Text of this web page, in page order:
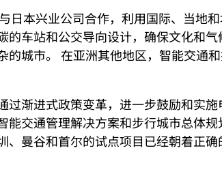
日本兴业公司合作，利用国际、当地
车站和公交导向设计，确保文化和
城市。 在亚洲其他地区，智能交通
渐进式政策变革，进一步鼓励和实
交通管理解决方案和步行城市总体
曼谷和首尔的试点项目已经朝着正